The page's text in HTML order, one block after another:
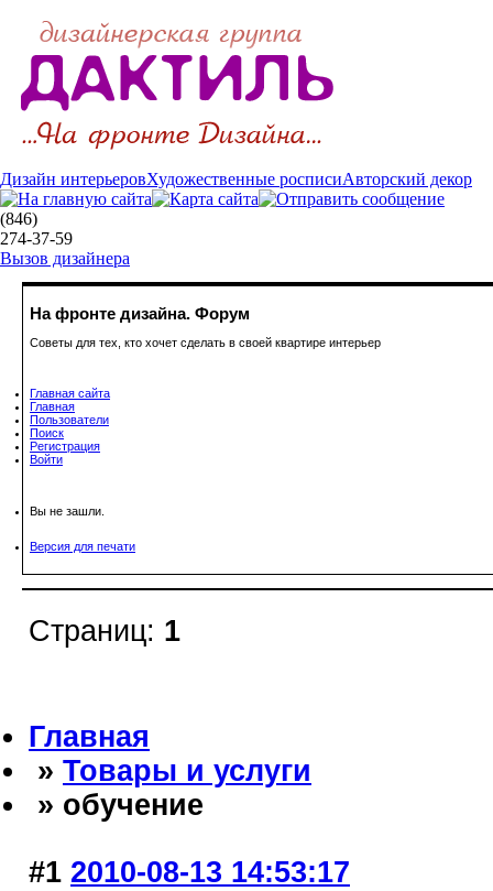
Дизайн интерьеровХудожественные росписиАвторский декор
(846)
274-37-59
Вызов дизайнера
На фронте дизайна. Форум
Советы для тех, кто хочет сделать в своей квартире интерьер
Главная сайта
Главная
Пользователи
Поиск
Регистрация
Войти
Вы не зашли.
Версия для печати
Страниц: 1
Главная
» Товары и услуги
» обучение
#1 2010-08-13 14:53:17